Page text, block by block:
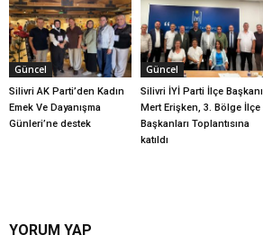
Güncel
Silivri AK Parti’den Kadın
Emek Ve Dayanışma
Günleri’ne destek
Güncel
Silivri İYİ Parti İlçe Başkanı
Mert Erişken, 3. Bölge İlçe
Başkanları Toplantısına
katıldı
YORUM YAP